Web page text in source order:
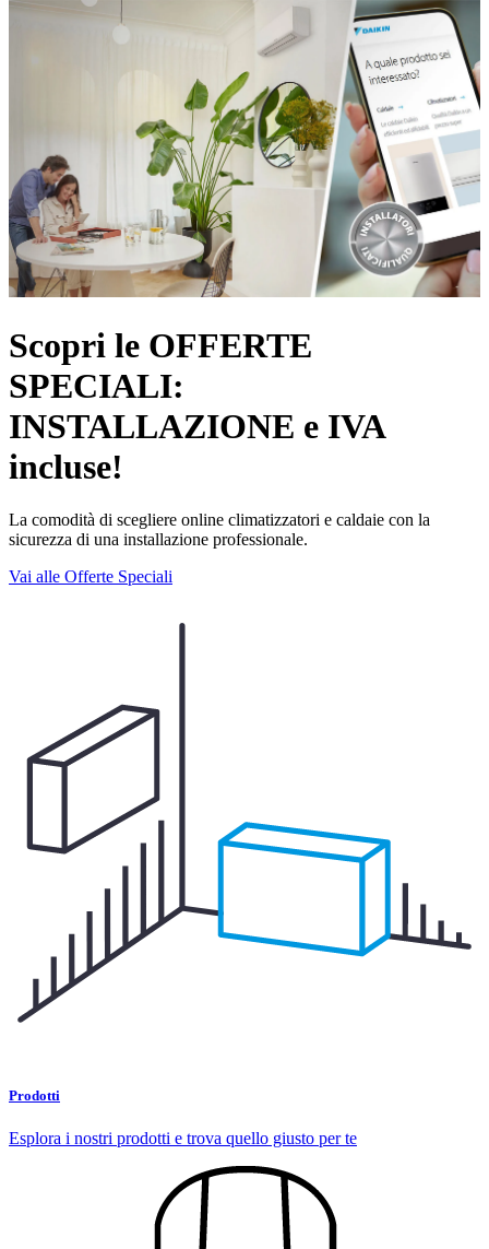
Scopri le OFFERTE
SPECIALI:
INSTALLAZIONE e IVA
incluse!
La comodità di scegliere online climatizzatori e caldaie con la
sicurezza di una installazione professionale.
Vai alle Offerte Speciali
Prodotti
Esplora i nostri prodotti e trova quello giusto per te